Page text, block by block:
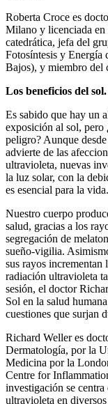
Roberta Croce es
Milano y licenciada
catedrática, jefa del
Fotosíntesis y Energía
Bajos), y miembro del
Los beneficios del
Es sabido que hay un
exposición al sol, pero
peligro? Aunque
advierte de las
ultravioleta, nuevas
la luz solar, con la
es esencial para la vida.
Nuestro cuerpo
salud, gracias a los
segregación de
sueño-vigilia.
sus rayos incrementan
radiación ultravioleta
sesión, el doctor
Sol en la salud
cuestiones que surjan
Richard Weller es
Dermatología, por la
Medicina por la
Centre for
investigación se
ultravioleta en